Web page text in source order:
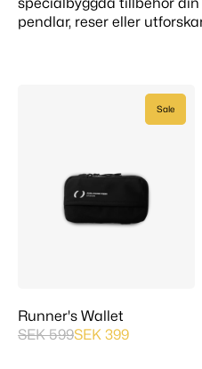
pendlar, reser eller
Sale
Runner's Wallet
SEK 599SEK 399